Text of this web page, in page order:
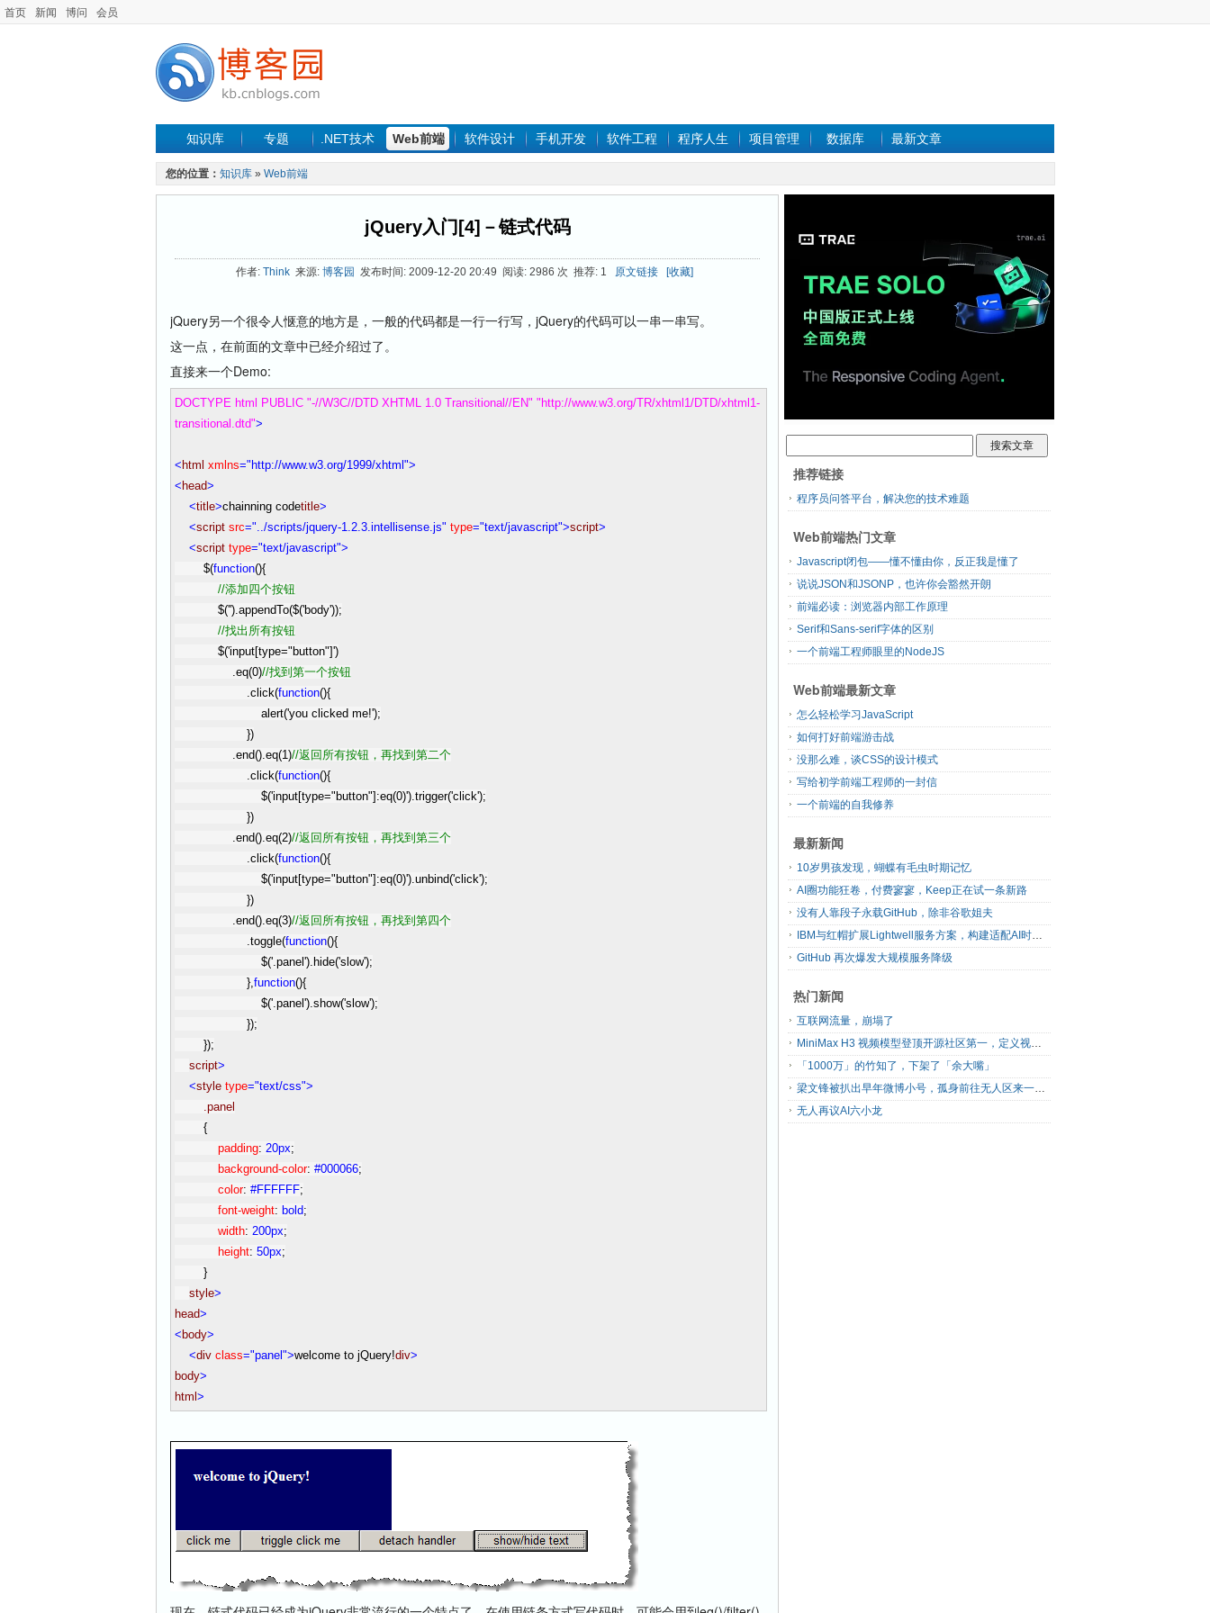
首页 新闻 博问 会员
知识库 专题 .NET技术 Web前端 软件设计 手机开发 软件工程 程序人生 项目管理 数据库 最新文章
您的位置： 知识库 » Web前端
jQuery入门[4]－链式代码
作者: Think 来源: 博客园 发布时间: 2009-12-20 20:49 阅读: 2986 次 推荐: 1 原文链接 [收藏]
jQuery另一个很令人惬意的地方是，一般的代码都是一行一行写，jQuery的代码可以一串一串写。
这一点，在前面的文章中已经介绍过了。
直接来一个Demo:
DOCTYPE html PUBLIC "-//W3C//DTD XHTML 1.0 Transitional//EN" "http://www.w3.org/TR/xhtml1/DTD/xhtml1-
transitional.dtd">
< html xmlns="http://www.w3.org/1999/xhtml">
< head>
<title>chainning codetitle>
<script src="../scripts/jquery-1.2.3.intellisense.js" type="text/javascript">script>
<script type="text/javascript">
$(function(){
//添加四个按钮
$('').appendTo($('body'));
//找出所有按钮
$('input[type="button"]')
.eq(0)//找到第一个按钮
.click(function(){
alert('you clicked me!');
})
.end().eq(1)//返回所有按钮，再找到第二个
.click(function(){
$('input[type="button"]:eq(0)').trigger('click');
})
.end().eq(2)//返回所有按钮，再找到第三个
.click(function(){
$('input[type="button"]:eq(0)').unbind('click');
})
.end().eq(3)//返回所有按钮，再找到第四个
.toggle(function(){
$('.panel ').hide('slow');
},function(){
$('.panel ').show('slow');
});
});
script>
<style type="text/css">
.panel
{
padding: 20px;
background-color: #000066;
color: #FFFFFF;
font-weight: bold;
width: 200px;
height: 50px;
}
style>
head>
< body>
<div class="panel">welcome to jQuery!div>
body>
html >
推荐链接
程序员问答平台，解决您的技术难题
Web前端热门文章
Javascript闭包——懂不懂由你，反正我是懂了
说说JSON和JSONP，也许你会豁然开朗
前端必读：浏览器内部工作原理
Serif和Sans-serif字体的区别
一个前端工程师眼里的NodeJS
Web前端最新文章
怎么轻松学习JavaScript
如何打好前端游击战
没那么难，谈CSS的设计模式
写给初学前端工程师的一封信
一个前端的自我修养
最新新闻
10岁男孩发现，蝴蝶有毛虫时期记忆
AI圈功能狂卷，付费寥寥，Keep正在试一条新路
没有人靠段子永载GitHub，除非谷歌姐夫
IBM与红帽扩展Lightwell服务方案，构建适配AI时代开源生态的可信基础设施
GitHub 再次爆发大规模服务降级
热门新闻
互联网流量，崩塌了
MiniMax H3 视频模型登顶开源社区第一，定义视频模型领域“斩杀线”
「1000万」的竹知了，下架了「余大嘴」
梁文锋被扒出早年微博小号，孤身前往无人区来一场相当 deep 的 seek 旅行
无人再议AI六小龙